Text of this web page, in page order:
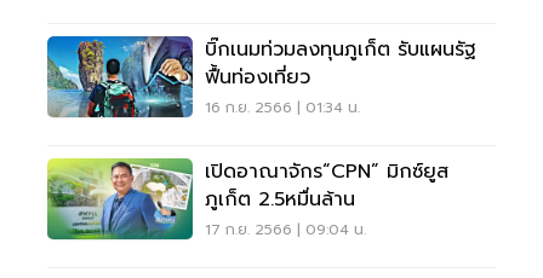
บิ๊กเนมท่วมลงทุนภูเก็ต รับแผนรัฐ
ฟื้นท่องเที่ยว
16 ก.ย. 2566 | 01:34 น.
เปิดอาณาจักร“CPN” มิกซ์ยูส
ภูเก็ต 2.5หมื่นล้าน
17 ก.ย. 2566 | 09:04 น.